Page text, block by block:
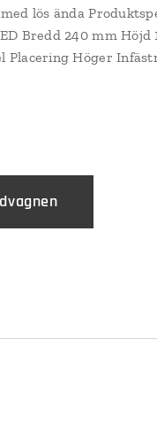
lös ända
Bredd 240 mm Höjd
Placering Höger